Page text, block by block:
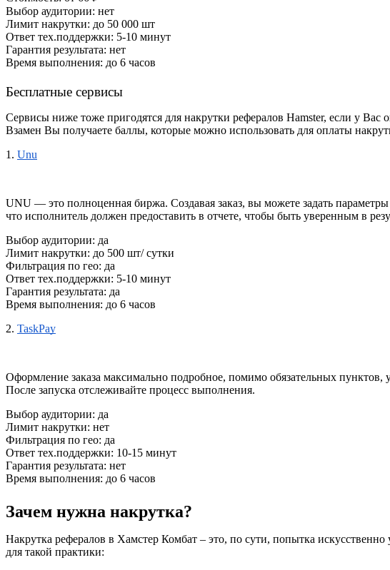
Выбор аудитории: нет
Лимит накрутки: до 50 000 шт
Ответ тех.поддержки: 5-10 минут
Гарантия результата: нет
Время выполнения: до 6 часов
Бесплатные сервисы
Сервисы ниже тоже пригодятся для накрутки рефералов Hamster, если у
Взамен Вы получаете баллы, которые можно использовать для оплаты
1. Unu
UNU — это полноценная биржа. Создавая заказ, вы можете задать
что исполнитель должен предоставить в отчете, чтобы быть уверенным в
Выбор аудитории: да
Лимит накрутки: до 500 шт/ сутки
Фильтрация по гео: да
Ответ тех.поддержки: 5-10 минут
Гарантия результата: да
Время выполнения: до 6 часов
2. TaskPay
Оформление заказа максимально подробное, помимо обязательных
После запуска отслеживайте процесс выполнения.
Выбор аудитории: да
Лимит накрутки: нет
Фильтрация по гео: да
Ответ тех.поддержки: 10-15 минут
Гарантия результата: нет
Время выполнения: до 6 часов
Зачем нужна накрутка?
Накрутка рефералов в Хамстер Комбат – это, по сути, попытка
для такой практики: